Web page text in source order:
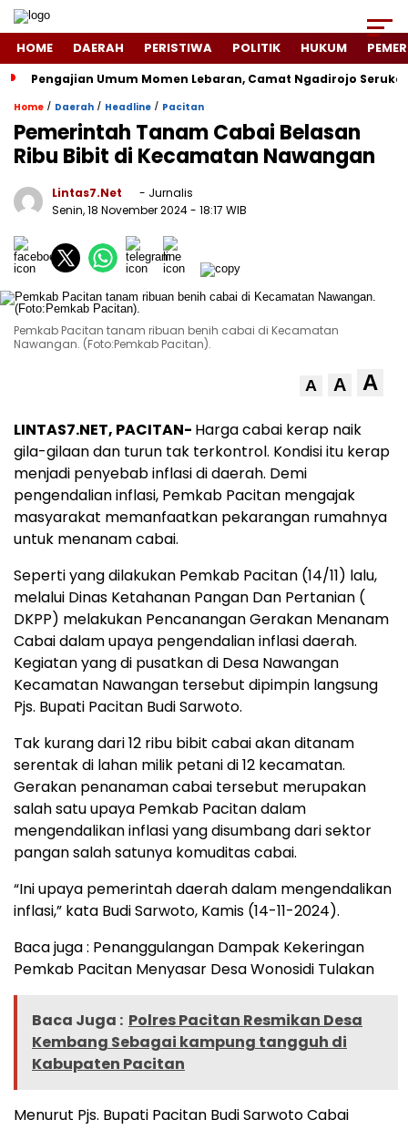
HOME DAERAH PERISTIWA POLITIK HUKUM
Pengajian Umum Momen Lebaran, Camat Ngadirojo
Home / Daerah / Headline / Pacitan
Pemerintah Tanam Cabai Belasan
Ribu Bibit di Kecamatan Nawangan
Lintas7.net
- Jurnalis
Senin, 18 November 2024- 18:17 WIB
Pemkab Pacitan tanam ribuan benih cabai di Kecamatan
Nawangan. (Foto:Pemkab Pacitan).
A A A
LINTAS7.NET, PACITAN- Harga cabai kerap naik
gila-gilaan dan turun tak terkontrol. Kondisi itu kerap
menjadi penyebab inflasi di daerah. Demi
pengendalian inflasi, Pemkab Pacitan mengajak
masyarakat memanfaatkan pekarangan rumahnya
untuk menanam cabai.
Seperti yang dilakukan Pemkab Pacitan (14/11) lalu,
melalui Dinas Ketahanan Pangan Dan Pertanian (
DKPP) melakukan Pencanangan Gerakan Menanam
Cabai dalam upaya pengendalian inflasi daerah.
Kegiatan yang di pusatkan di Desa Nawangan
Kecamatan Nawangan tersebut dipimpin langsung
Pjs. Bupati Pacitan Budi Sarwoto.
Tak kurang dari 12 ribu bibit cabai akan ditanam
serentak di lahan milik petani di 12 kecamatan.
Gerakan penanaman cabai tersebut merupakan
salah satu upaya Pemkab Pacitan dalam
mengendalikan inflasi yang disumbang dari sektor
pangan salah satunya komuditas cabai.
“Ini upaya pemerintah daerah dalam mengendalikan
inflasi,” kata Budi Sarwoto, Kamis (14-11-2024).
Baca juga : Penanggulangan Dampak Kekeringan
Pemkab Pacitan Menyasar Desa Wonosidi Tulakan
Baca Juga : Polres Pacitan Resmikan Desa
Kembang Sebagai kampung tangguh di
Kabupaten Pacitan
Menurut Pjs. Bupati Pacitan Budi Sarwoto Cabai